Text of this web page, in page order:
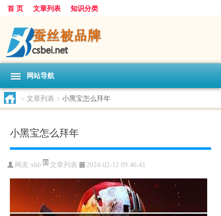
首 页 文章列表 知识分类
网站导航
> 文章列表 > 小黑宝怎么拜年
小黑宝怎么拜年
网友:xhb 文章列表 2024-02-12 09:46:41